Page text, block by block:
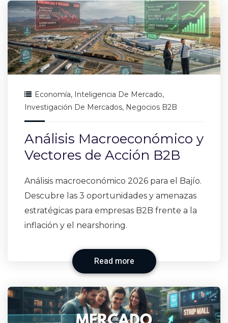
Economía, Inteligencia De Mercado,
Investigación De Mercados, Negocios B2B
Análisis Macroeconómico y
Vectores de Acción B2B
Análisis macroeconómico 2026 para el Bajío.
Descubre las 3 oportunidades y amenazas
estratégicas para empresas B2B frente a la
inflación y el nearshoring.
Read more